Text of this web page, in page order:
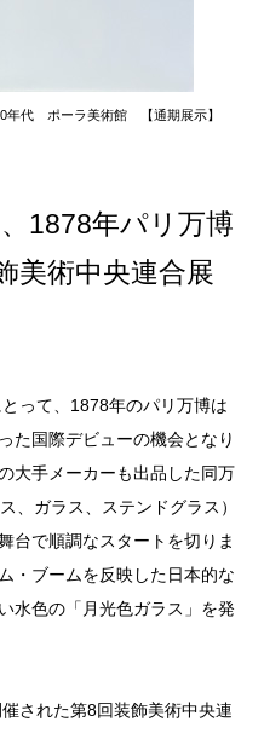
年代 ポーラ美術館 【通期展示】
1878年パリ万博
美術中央連合展
って、1878年のパリ万博は
た国際デビューの機会となり
大手メーカーも出品した同万
、ガラス、ステンドグラス）
台で順調なスタートを切りま
・ブームを反映した日本的な
水色の「月光色ガラス」を発
された第8回装飾美術中央連